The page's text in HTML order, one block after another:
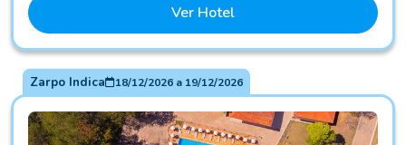
Ver Hotel
Zarpo Indica 18/12/2026a 19/12/2026